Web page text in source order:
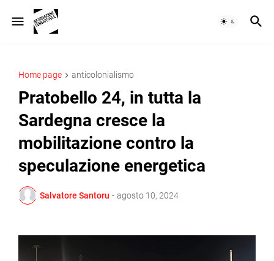
Home page anticolonialismo
Pratobello 24, in tutta la
Sardegna cresce la
mobilitazione contro la
speculazione energetica
Salvatore Santoru - agosto 10, 2024